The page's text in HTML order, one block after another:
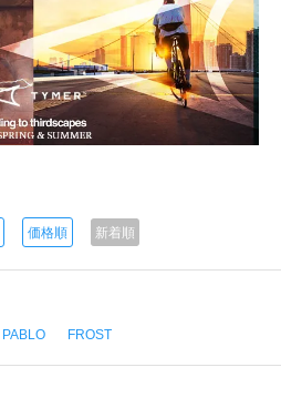
価格順 新着順
PABLO FROST